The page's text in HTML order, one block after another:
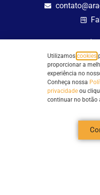
Todos os direitos reservados -
CNPJ
Mathilde Hoffmann, 66 - Centro II,
Utilizamos cookies
proporcionar a
experiência no
Conheça nossa
privacidade ou
continuar no botão